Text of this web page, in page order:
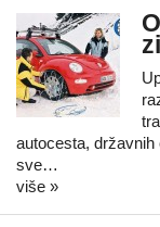
autocesta,
sve…
više »